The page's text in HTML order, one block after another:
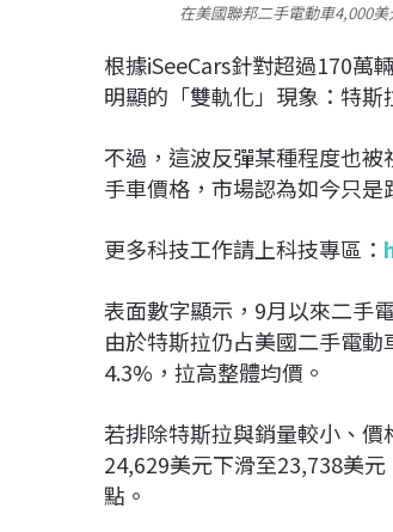
在美國聯邦二手電動車4,000
根據iSeeCars針對超過170萬
明顯的「雙軌化」現象：特
不過，這波反彈某種程度也
手車價格，市場認為如今只是
更多科技工作請上科技專區：
表面數字顯示，9月以來二手
由於特斯拉仍占美國二手電
4.3%，拉高整體均價。
若排除特斯拉與銷量較小、價
24,629美元下滑至23,738美
點。